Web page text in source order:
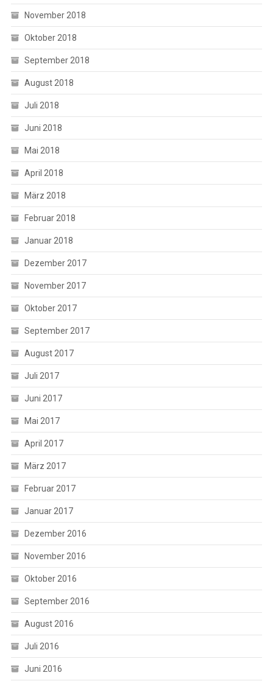
November 2018
Oktober 2018
September 2018
August 2018
Juli 2018
Juni 2018
Mai 2018
April 2018
März 2018
Februar 2018
Januar 2018
Dezember 2017
November 2017
Oktober 2017
September 2017
August 2017
Juli 2017
Juni 2017
Mai 2017
April 2017
März 2017
Februar 2017
Januar 2017
Dezember 2016
November 2016
Oktober 2016
September 2016
August 2016
Juli 2016
Juni 2016